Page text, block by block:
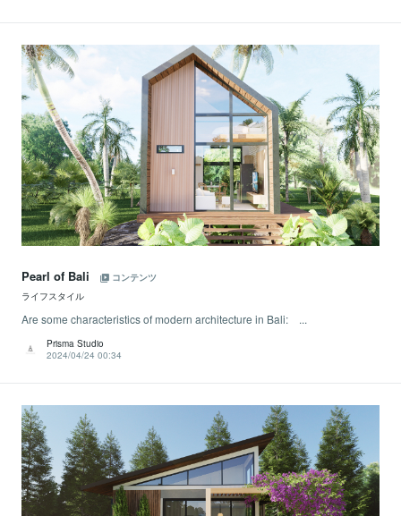
Pearl of Bali
コンテンツ
ライフスタイル
Are some characteristics of modern architecture in Bali: ...
Prisma Studio
2024/04/24 00:34